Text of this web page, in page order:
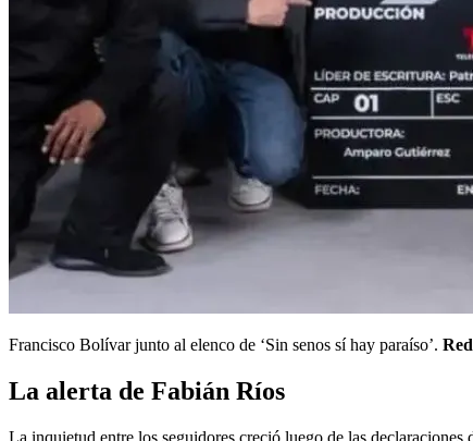
Francisco Bolívar junto al elenco de ‘Sin senos sí hay paraíso’.
La alerta de Fabián Ríos
La inquietud entre los seguidores creció luego de las